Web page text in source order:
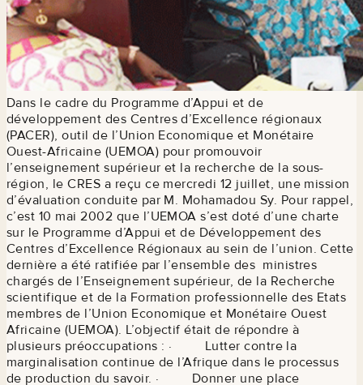
Dans le cadre du Programme d’Appui et de
développement des Centres d’Excellence régionaux
(PACER), outil de l’Union Economique et Monétaire
Ouest-Africaine (UEMOA) pour promouvoir
l’enseignement supérieur et la recherche de la sous-
région, le CRES a reçu ce mercredi 12 juillet, une mission
d’évaluation conduite par M. Mohamadou Sy. Pour rappel,
c’est 10 mai 2002 que l’UEMOA s’est doté d’une charte
sur le Programme d’Appui et de Développement des
Centres d’Excellence Régionaux au sein de l’union. Cette
dernière a été ratifiée par l’ensemble des ministres
chargés de l’Enseignement supérieur, de la Recherche
scientifique et de la Formation professionnelle des Etats
membres de l’Union Economique et Monétaire Ouest
Africaine (UEMOA). L’objectif était de répondre à
plusieurs préoccupations : · Lutter contre la
marginalisation continue de l’Afrique dans le processus
de production du savoir. · Donner une place